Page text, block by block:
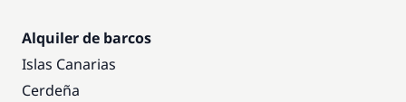
Alquiler de barcos
Islas Canarias
Cerdeña